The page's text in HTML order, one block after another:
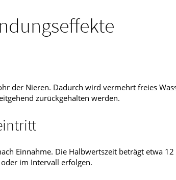
der Nieren. Dadurch wird vermehrt freies
zurückgehalten werden.
Einnahme. Die Halbwertszeit beträgt etwa 12
im Intervall erfolgen.